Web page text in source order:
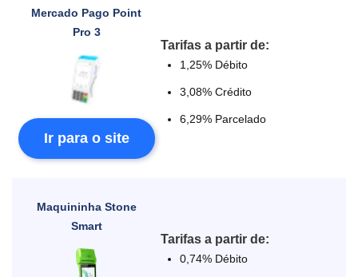
Mercado Pago Point
Pro 3
Ir para o site
Tarifas a partir de:
1,25% Débito
3,08% Crédito
6,29% Parcelado
Maquininha Stone
Smart
Tarifas a partir de:
0,74% Débito